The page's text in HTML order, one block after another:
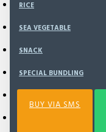
RICE
SEA VEGETABLE
SNACK
SPECIAL BUNDLING
Add to Wish List
BUY VIA SMS